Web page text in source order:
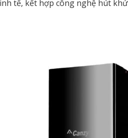
tế, kết hợp công nghệ hút